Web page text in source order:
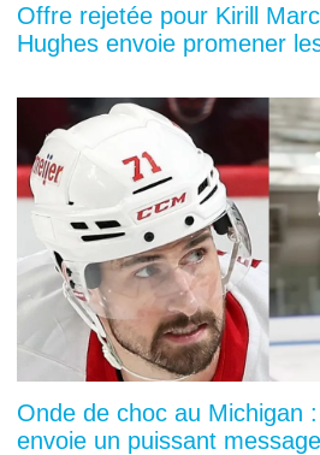
Offre rejetée pour Kirill
Hughes envoie promener
Onde de choc au Michigan
envoie un puissant